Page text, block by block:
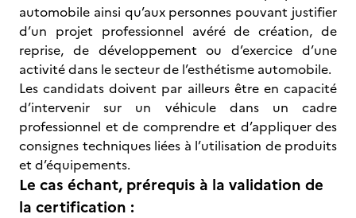
automobile ainsi qu’aux personnes pouvant justifier
d’un projet professionnel avéré de création, de
reprise, de développement ou d’exercice d’une
activité dans le secteur de l’esthétisme automobile.
Les candidats doivent par ailleurs être en capacité
d’intervenir sur un véhicule dans un cadre
professionnel et de comprendre et d’appliquer des
consignes techniques liées à l’utilisation de produits
et d’équipements.
Le cas échant, prérequis à la validation de
la certification :